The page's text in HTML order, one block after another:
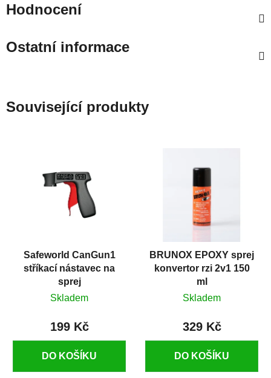
Hodnocení
Ostatní informace
Související produkty
Safeworld CanGun1
stříkací nástavec na
sprej
Skladem
199 Kč
DO KOŠÍKU
BRUNOX EPOXY sprej
konvertor rzi 2v1 150
ml
Skladem
329 Kč
DO KOŠÍKU